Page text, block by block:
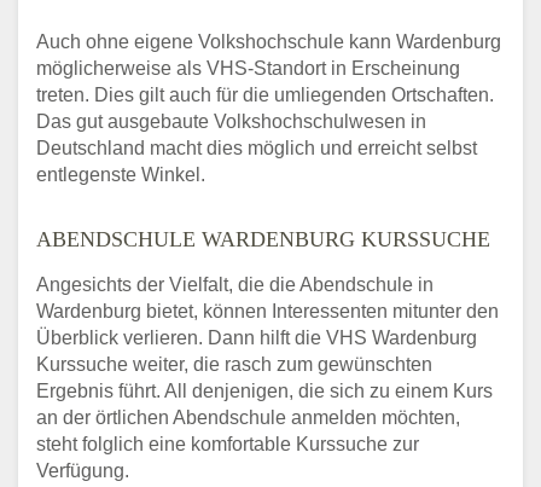
Auch ohne eigene Volkshochschule kann Wardenburg
möglicherweise als VHS-Standort in Erscheinung
treten. Dies gilt auch für die umliegenden Ortschaften.
Das gut ausgebaute Volkshochschulwesen in
Deutschland macht dies möglich und erreicht selbst
entlegenste Winkel.
ABENDSCHULE WARDENBURG KURSSUCHE
Angesichts der Vielfalt, die die Abendschule in
Wardenburg bietet, können Interessenten mitunter den
Überblick verlieren. Dann hilft die VHS Wardenburg
Kurssuche weiter, die rasch zum gewünschten
Ergebnis führt. All denjenigen, die sich zu einem Kurs
an der örtlichen Abendschule anmelden möchten,
steht folglich eine komfortable Kurssuche zur
Verfügung.